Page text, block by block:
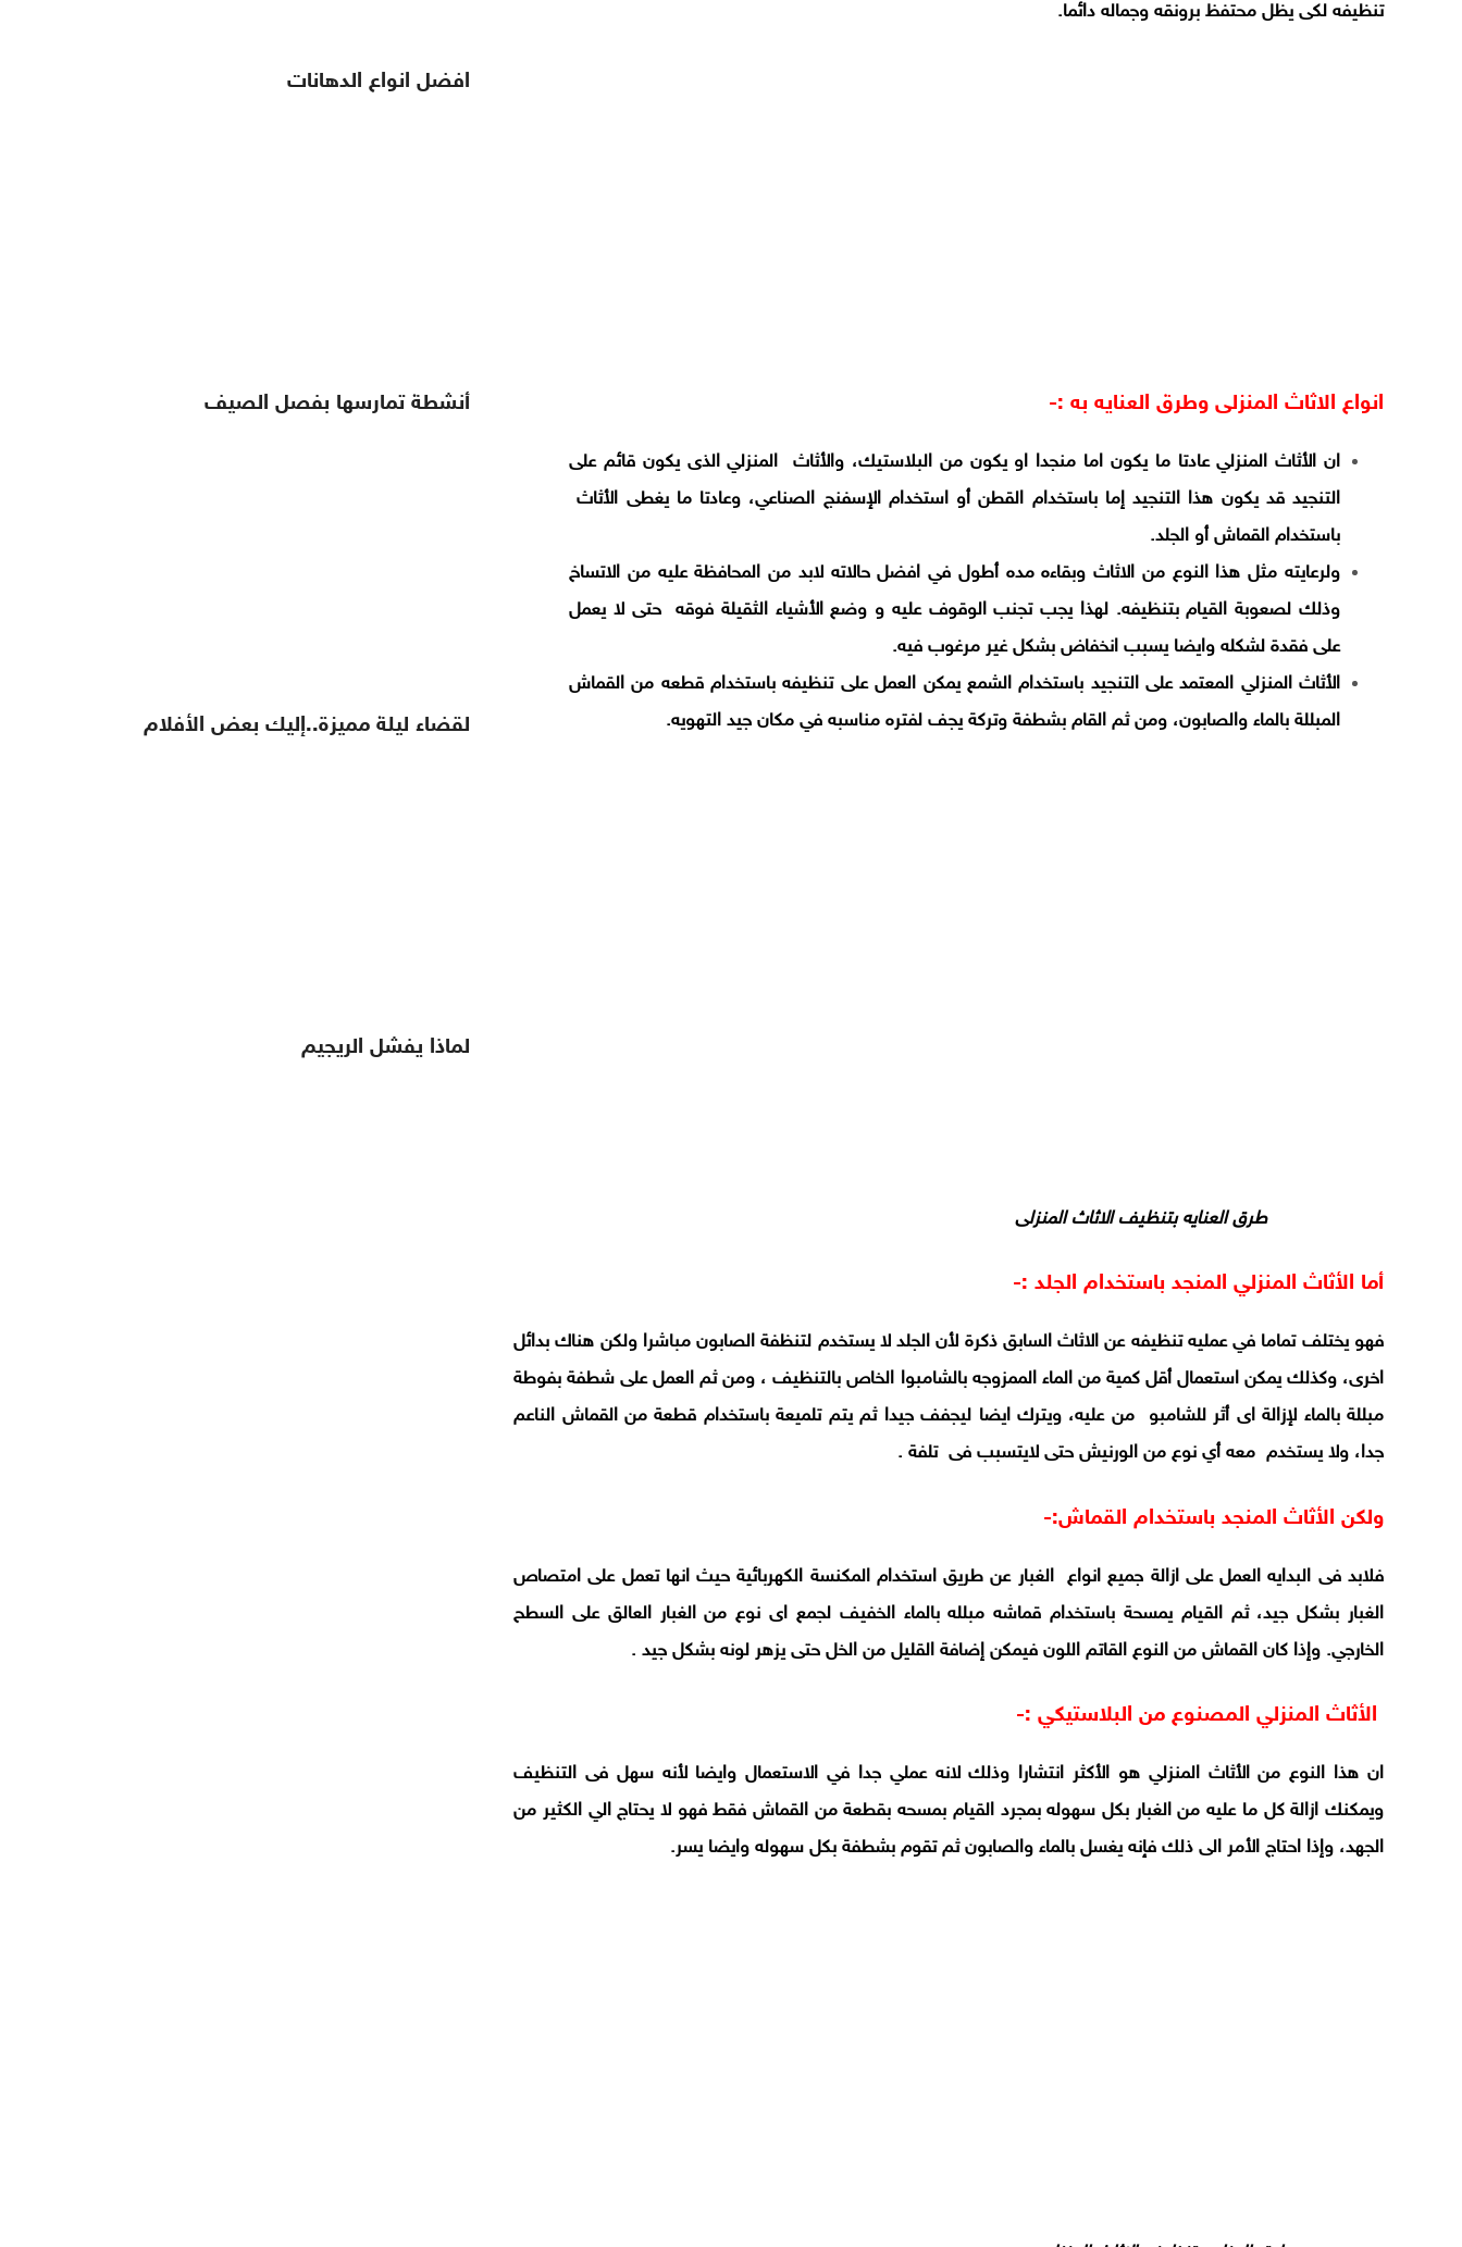
تنظيفه لكى يظل محتفظ برونقه وجماله دائما.
انواع الاثاث المنزلى وطرق العنايه به :-
ان الأثاث المنزلي عادتا ما يكون اما منجدا او يكون من البلاستيك، والأثاث المنزلي الذى يكون قائم على
التنجيد قد يكون هذا التنجيد إما باستخدام القطن أو استخدام الإسفنج الصناعي، وعادتا ما يغطى الأثاث
باستخدام القماش أو الجلد.
ولرعايته مثل هذا النوع من الاثاث وبقاءه مده أطول في افضل حالاته لابد من المحافظة عليه من الاتساخ
وذلك لصعوبة القيام بتنظيفه. لهذا يجب تجنب الوقوف عليه و وضع الأشياء الثقيلة فوقه حتى لا يعمل
على فقدة لشكله وايضا يسبب انخفاض بشكل غير مرغوب فيه.
الأثاث المنزلي المعتمد على التنجيد باستخدام الشمع يمكن العمل على تنظيفه باستخدام قطعه من القماش
المبللة بالماء والصابون، ومن ثم القام بشطفة وتركة يجف لفتره مناسبه في مكان جيد التهويه.
طرق العنايه بتنظيف الاثاث المنزلى
أما الأثاث المنزلي المنجد باستخدام الجلد :-
فهو يختلف تماما في عمليه تنظيفه عن الاثاث السابق ذكرة لأن الجلد لا يستخدم لتنظفة الصابون مباشرا ولكن هناك بدائل
اخرى، وكذلك يمكن استعمال أقل كمية من الماء الممزوجه بالشامبوا الخاص بالتنظيف ، ومن ثم العمل على شطفة بفوطة
مبللة بالماء لإزالة اى أثر للشامبو من عليه، ويترك ايضا ليجفف جيدا ثم يتم تلميعة باستخدام قطعة من القماش الناعم
جدا، ولا يستخدم معه أي نوع من الورنيش حتى لايتسبب فى تلفة .
ولكن الأثاث المنجد باستخدام القماش:-
فلابد فى البدايه العمل على ازالة جميع انواع الغبار عن طريق استخدام المكنسة الكهربائية حيث انها تعمل على امتصاص
الغبار بشكل جيد، ثم القيام يمسحة باستخدام قماشه مبلله بالماء الخفيف لجمع اى نوع من الغبار العالق على السطح
الخارجي. وإذا كان القماش من النوع القاتم اللون فيمكن إضافة القليل من الخل حتى يزهر لونه بشكل جيد .
الأثاث المنزلي المصنوع من البلاستيكي :-
ان هذا النوع من الأثاث المنزلي هو الأكثر انتشارا وذلك لانه عملي جدا في الاستعمال وايضا لأنه سهل فى التنظيف
ويمكنك ازالة كل ما عليه من الغبار بكل سهوله بمجرد القيام بمسحه بقطعة من القماش فقط فهو لا يحتاج الي الكثير من
الجهد، وإذا احتاج الأمر الى ذلك فإنه يغسل بالماء والصابون ثم تقوم بشطفة بكل سهوله وايضا يسر.
افضل انواع الدهانات
أنشطة تمارسها بفصل الصيف
لقضاء ليلة مميزة..إليك بعض الأفلام
لماذا يفشل الريجيم